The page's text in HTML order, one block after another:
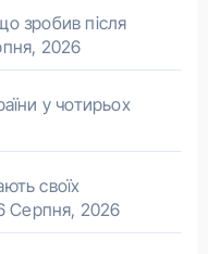
зробив після
2026
у чотирьох
своїх
Серпня, 2026